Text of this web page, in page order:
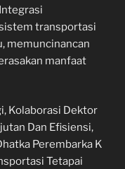
transportasi
memuncinancan
manfaat
Kolaborasi Dektor
Dan Efisiensi,
Perembarka K
Tetapai